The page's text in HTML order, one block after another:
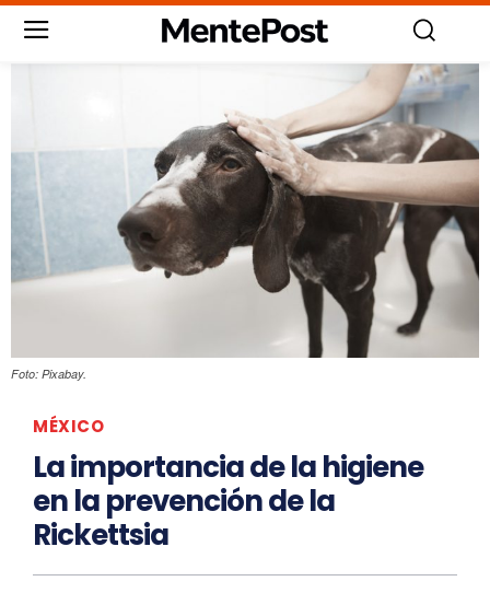
Foto: Pixabay.
MÉXICO
La importancia de la higiene
en la prevención de la
Rickettsia